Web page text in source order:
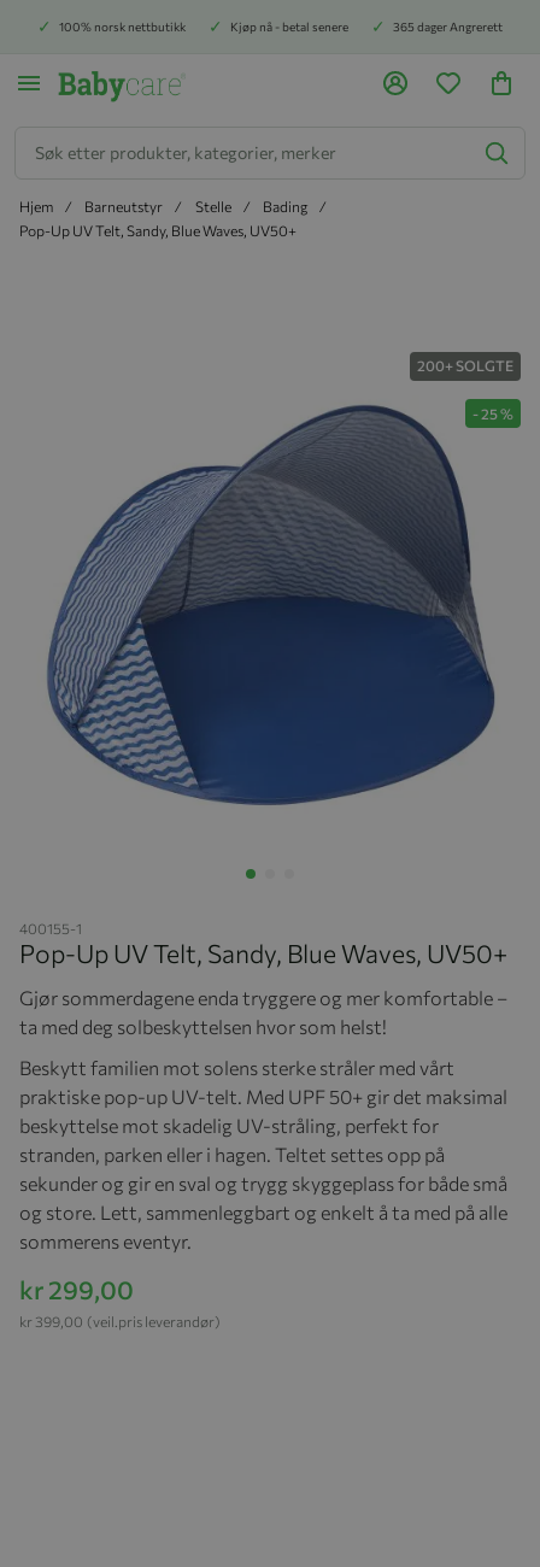
100% norsk nettbutikk Kjøp nå - betal senere 365 dager Angrerett
Hjem Barneutstyr Stelle
Bading
Pop-Up UV Telt, Sandy, Blue Waves, UV50+
200+ SOLGTE
-25%
400155-1
Pop-Up UV Telt, Sandy, Blue Waves, UV50+
Gjør sommerdagene enda tryggere og mer komfortable –
ta med deg solbeskyttelsen hvor som helst!
Beskytt familien mot solens sterke stråler med vårt
praktiske pop-up UV-telt. Med UPF 50+ gir det maksimal
beskyttelse mot skadelig UV-stråling, perfekt for
stranden, parken eller i hagen. Teltet settes opp på
sekunder og gir en sval og trygg skyggeplass for både små
og store. Lett, sammenleggbart og enkelt å ta med på alle
sommerens eventyr.
kr 299,00
(veil.pris leverandør)
kr 399,00